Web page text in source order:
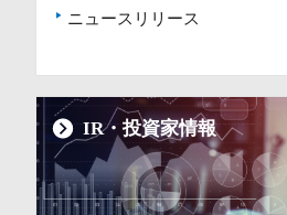
ニュースリリース
IR・投資家情報